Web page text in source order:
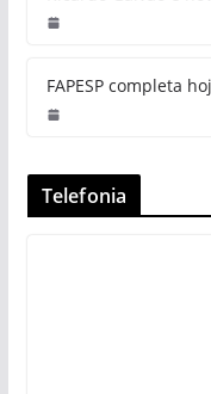
FAPESP completa
Telefonia